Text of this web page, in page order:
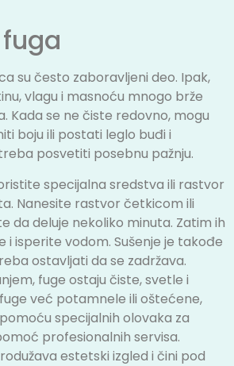
su često zaboravljeni deo. Ipak,
vlagu i masnoću mnogo brže
Kada se ne čiste redovno, mogu
boju ili postati leglo buđi i
posvetiti posebnu pažnju.
specijalna sredstva ili rastvor
Nanesite rastvor četkicom ili
da deluje nekoliko minuta. Zatim ih
i isperite vodom. Sušenje je takođe
ostavljati da se zadržava.
fuge ostaju čiste, svetle i
već potamnele ili oštećene,
specijalnih olovaka za
profesionalnih servisa.
estetski izgled i čini pod